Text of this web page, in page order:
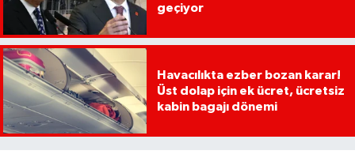
geçiyor
Havacılıkta ezber bozan karar!
Üst dolap için ek ücret, ücretsiz
kabin bagajı dönemi